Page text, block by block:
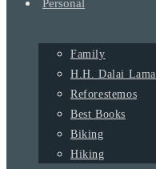
Personal
Family
H.H. Dalai Lama
Reforestemos
Best Books
Biking
Hiking